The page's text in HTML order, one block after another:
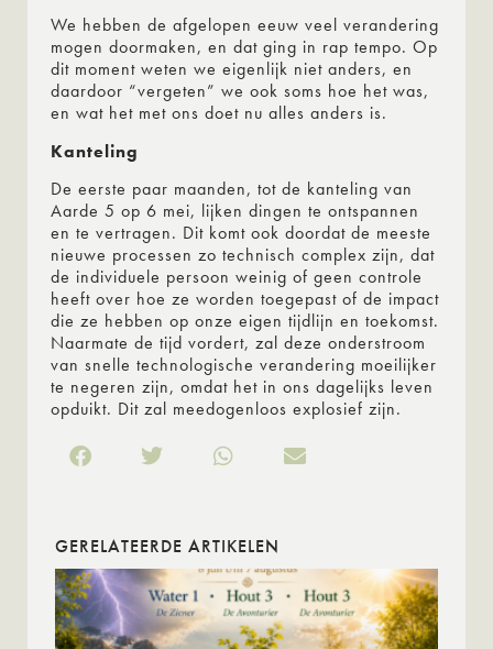
We hebben de afgelopen eeuw veel verandering
mogen doormaken, en dat ging in rap tempo. Op
dit moment weten we eigenlijk niet anders, en
daardoor “vergeten” we ook soms hoe het was,
en wat het met ons doet nu alles anders is.
Kanteling
De eerste paar maanden, tot de kanteling van
Aarde 5 op 6 mei, lijken dingen te ontspannen
en te vertragen. Dit komt ook doordat de meeste
nieuwe processen zo technisch complex zijn, dat
de individuele persoon weinig of geen controle
heeft over hoe ze worden toegepast of de impact
die ze hebben op onze eigen tijdlijn en toekomst.
Naarmate de tijd vordert, zal deze onderstroom
van snelle technologische verandering moeilijker
te negeren zijn, omdat het in ons dagelijks leven
opduikt. Dit zal meedogenloos explosief zijn.
GERELATEERDE ARTIKELEN